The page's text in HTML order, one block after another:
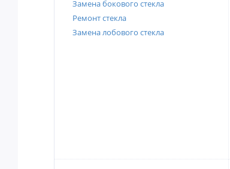
Замена бокового стекла
Ремонт стекла
Замена лобового стекла